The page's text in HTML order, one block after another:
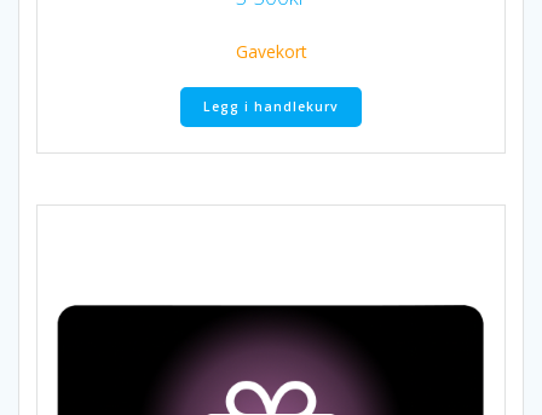
Gavekort
Legg i handlekurv